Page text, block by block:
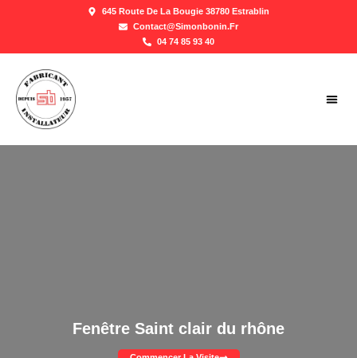
645 Route De La Bougie 38780 Estrablin
Contact@simonbonin.fr
04 74 85 93 40
Fenêtre Saint clair du rhône